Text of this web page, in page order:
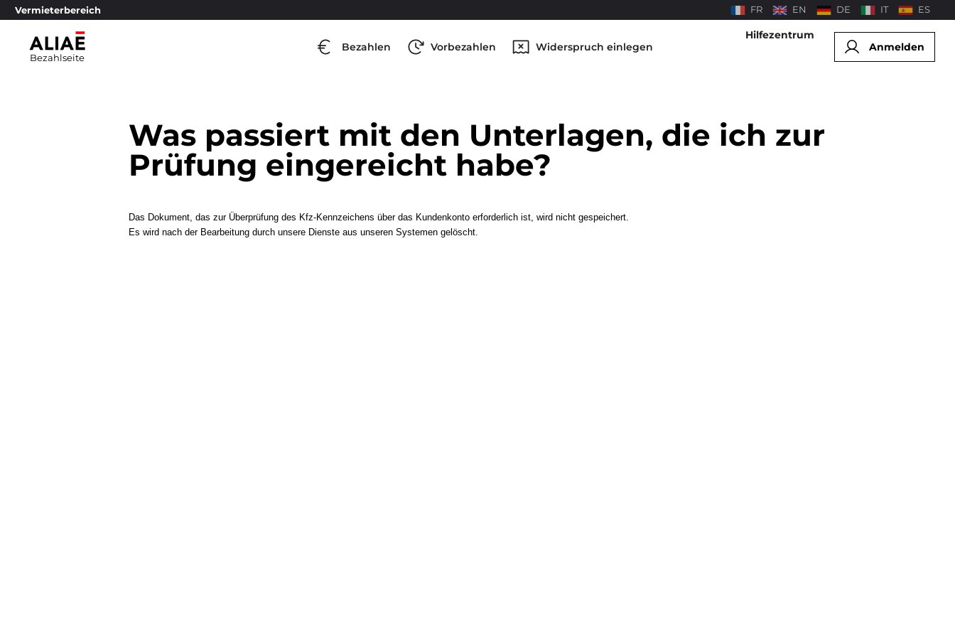
Vermieterbereich FR EN DE IT ES
Bezahlseite
Bezahlen Vorbezahlen Widerspruch einlegen
Hilfezentrum
Anmelden
Was passiert mit den Unterlagen, die ich zur
Prüfung eingereicht habe?
Das Dokument, das zur Überprüfung des Kfz-Kennzeichens über das Kundenkonto erforderlich ist, wird nicht gespeichert.
Es wird nach der Bearbeitung durch unsere Dienste aus unseren Systemen gelöscht.